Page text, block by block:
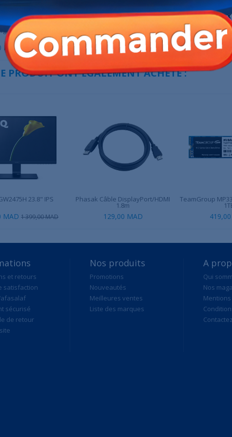
15 A13UC-2228MA
Intel...
11 390,00 MAD
MSI VECTOR AI A2XWIG-462MA
Ultra...
36 999,00 MAD
ASUS ROG
19 990,00 MAD
PRODUIT ONT ÉGALEMENT ACHETÉ :
23.8" IPS
MAD 1 399,00 MAD
Phasak Câble DisplayPort/HDMI
1.8m
129,00 MAD
TeamGroup
et retours
satisfaction
sécurisé
de retour
Nos produits
Promotions
Nouveautés
Meilleures ventes
Liste des marques
A
Qui
Nos